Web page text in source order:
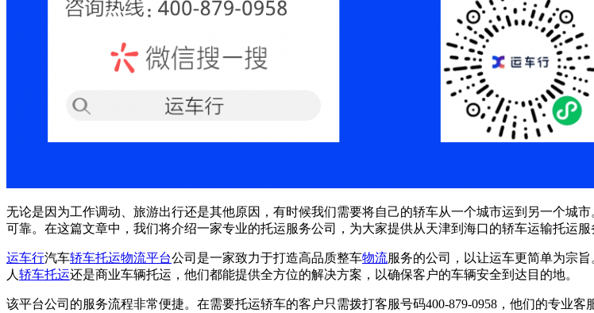
无论是因为工作调动、旅游出行还是其他原因，有时候我们需要将自己的轿车从一个城市运到另一个城
可靠。在这篇文章中，我们将介绍一家专业的托运服务公司，为大家提供从天津到海口的轿车运输托运服
运车行汽车轿车托运物流平台公司是一家致力于打造高品质整车物流服务的公司，以让运车更简单为宗旨
人 轿车托运还是商业车辆托运，他们都能提供全方位的解决方案，以确保客户的车辆安全到达目的地。
该平台公司的服务流程非常便捷。在需要托运轿车的客户只需拨打客服号码400-879-0958，他们的专业